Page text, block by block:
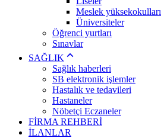
Meslek yüksekokulları
Üniversiteler
Öğrenci yurtları
Sınavlar
SAĞLIK
Sağlık haberleri
SB elektronik işlemler
Hastalık ve tedavileri
Hastaneler
Nöbetçi Eczaneler
FİRMA REHBERİ
İLANLAR